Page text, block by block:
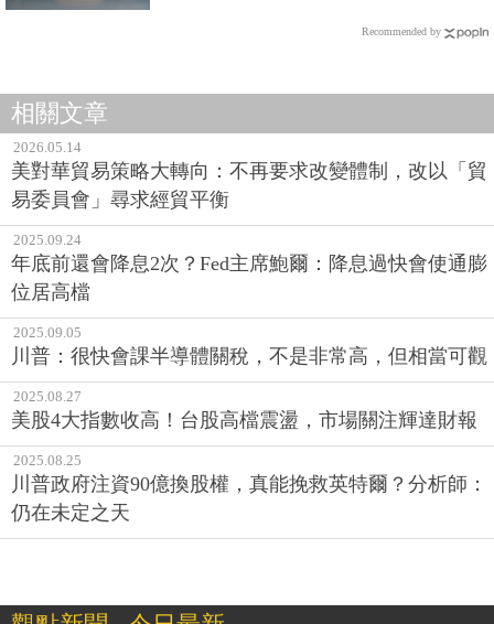
Recommended by
相關文章
2026.05.14
美對華貿易策略大轉向：不再要求改變體制，改以「貿
易委員會」尋求經貿平衡
2025.09.24
年底前還會降息2次？Fed主席鮑爾：降息過快會使通膨
位居高檔
2025.09.05
川普：很快會課半導體關稅，不是非常高，但相當可觀
2025.08.27
美股4大指數收高！台股高檔震盪，市場關注輝達財報
2025.08.25
川普政府注資90億換股權，真能挽救英特爾？分析師：
仍在未定之天